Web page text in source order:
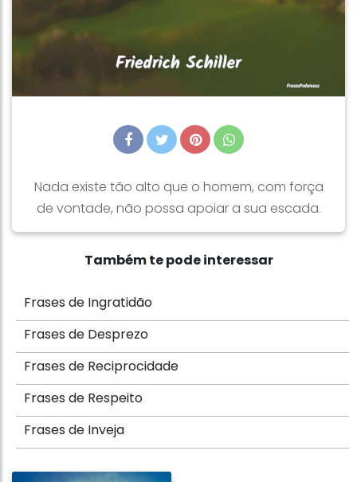
Nada existe tão alto que o homem, com força
de vontade, não possa apoiar a sua escada.
Também te pode interessar
Frases de Ingratidão
Frases de Desprezo
Frases de Reciprocidade
Frases de Respeito
Frases de Inveja